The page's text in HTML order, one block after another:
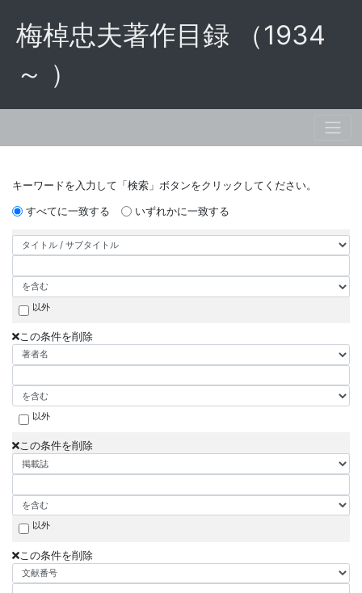
梅棹忠夫著作目録 （1934
～ ）
キーワードを入力して「検索」ボタンをクリックしてください。
すべてに一致する
いずれかに一致する
以外
この条件を削除
以外
この条件を削除
以外
この条件を削除